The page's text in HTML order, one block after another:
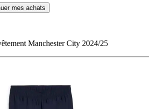
mes achats
Manchester City 2024/25